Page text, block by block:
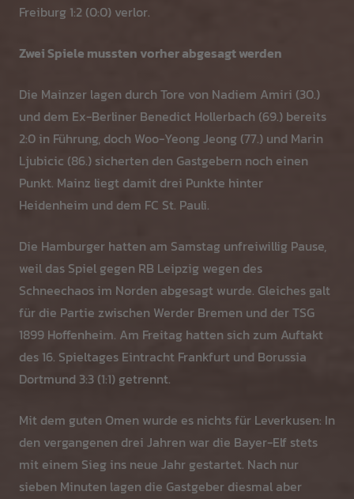
Freiburg 1:2 (0:0) verlor.
Zwei Spiele mussten vorher abgesagt werden
Die Mainzer lagen durch Tore von Nadiem Amiri (30.)
und dem Ex-Berliner Benedict Hollerbach (69.) bereits
2:0 in Führung, doch Woo-Yeong Jeong (77.) und Marin
Ljubicic (86.) sicherten den Gastgebern noch einen
Punkt. Mainz liegt damit drei Punkte hinter
Heidenheim und dem FC St. Pauli.
Die Hamburger hatten am Samstag unfreiwillig Pause,
weil das Spiel gegen RB Leipzig wegen des
Schneechaos im Norden abgesagt wurde. Gleiches galt
für die Partie zwischen Werder Bremen und der TSG
1899 Hoffenheim. Am Freitag hatten sich zum Auftakt
des 16. Spieltages Eintracht Frankfurt und Borussia
Dortmund 3:3 (1:1) getrennt.
Mit dem guten Omen wurde es nichts für Leverkusen: In
den vergangenen drei Jahren war die Bayer-Elf stets
mit einem Sieg ins neue Jahr gestartet. Nach nur
sieben Minuten lagen die Gastgeber diesmal aber